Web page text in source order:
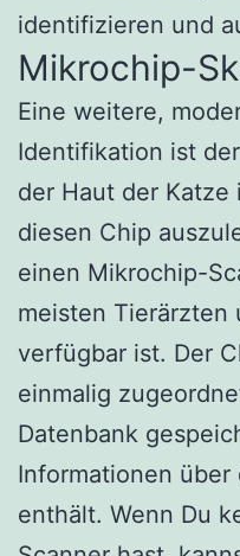
identifizieren und
Mikrochip-
Eine weitere,
Identifikation ist
der Haut der
diesen Chip
einen Mikrochip-
meisten Tierärzten
verfügbar ist. Der
einmalig
Datenbank
Informationen über
enthält. Wenn Du